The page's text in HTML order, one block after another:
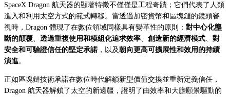
SpaceX Dragon 航天器的顯著特徵不僅僅是工程奇蹟；它們代表了人類
進入和利用太空方式的範式轉移。當透過加密貨幣和區塊鏈的鏡頭審
視時，Dragon 體現了在數位領域同樣具有變革性的原則： 對中心化壟
斷的顛覆
透過重複使用和模組化追求效率 創造新的經濟模式
對
安全和可驗證信任的堅定承諾 ，以及朝向更高可擴展性和效用的持續
演進。
正如區塊鏈技術承諾在數位時代解鎖新型價值交換並重新定義信任，
Dragon 航天器解鎖了太空的新邊疆，證明了由效率和大膽願景驅動的